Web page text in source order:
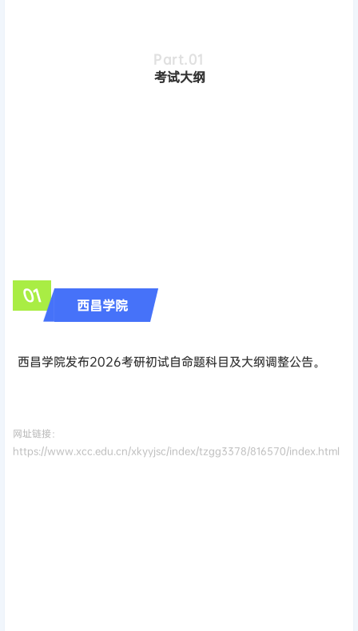
Part.01
考试大纲
01 西昌学院
西昌学院发布2026考研初试自命题科目及大纲调整公告。
网址链接：
https://www.xcc.edu.cn/xkyyjsc/index/tzgg3378/816570/index.html